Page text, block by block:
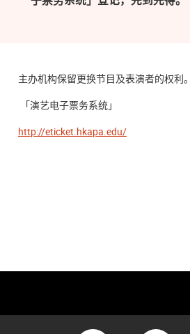
主办机构保留更换节目及表演者的权利。
「演艺电子票务系统」
http://eticket.hkapa.edu/